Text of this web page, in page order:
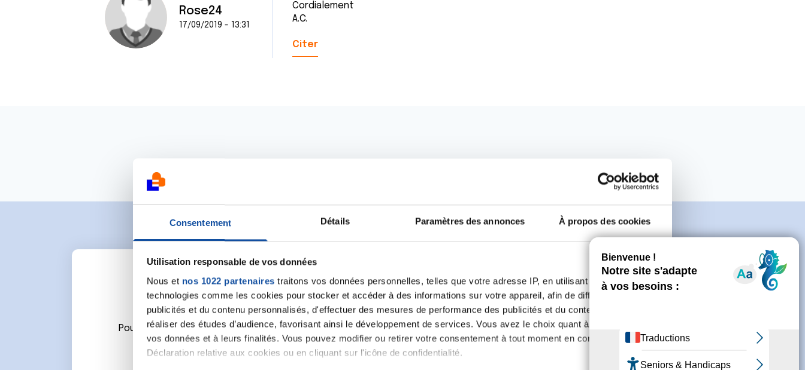
Consentement Détails Paramètres des annonces À propos des cookies
Utilisation responsable de vos données
Nous et nos 1022 partenaires traitons vos données personnelles, telles que votre adresse IP, en utilisant des
technologies comme les cookies pour stocker et accéder à des informations sur votre appareil, afin de diffuser des
publicités et du contenu personnalisés, d'effectuer des mesures de performance des publicités et du contenu, ainsi que de
réaliser des études d’audience, favorisant ainsi le développement de services. Vous avez le choix quant à l'utilisation de
vos données et à leurs finalités. Vous pouvez modifier ou retirer votre consentement à tout moment en consultant la
Déclaration relative aux cookies ou en cliquant sur l'icône de confidentialité.
Rose24
17/09/2019 - 13:31
Cordialement
A.C.
Citer
Ecrire un commentaire
Pour écrire un commentaire ou lancer une nouvelle discussion vous aurez besoin de vous connecter ou de créer un compte.